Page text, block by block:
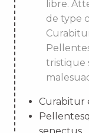
libre.
de type
tristique
Curabitur